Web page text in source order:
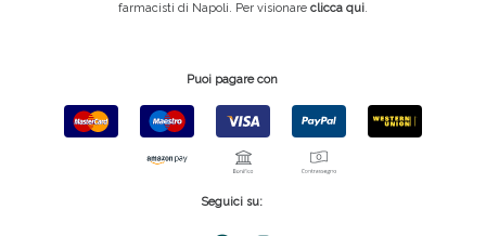
farmacisti di Napoli. Per visionare clicca qui.
Puoi pagare con
Seguici su: